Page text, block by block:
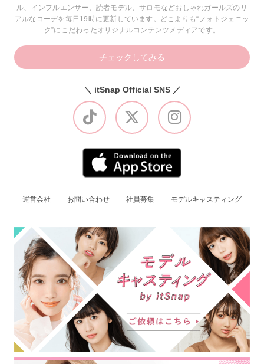
ル、インフルエンサー、読者モデル、サロモなどおしゃれガールズのリ
アルなコーデを毎日19時に更新しています。どこよりも“フォトジェニッ
ク”にこだわったオリジナルコンテンツメディアです。
チェックしてみる
＼ itSnap Official SNS ／
運営会社 お問い合わせ 社員募集 モデルキャスティング